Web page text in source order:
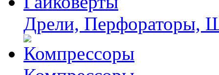
Дрели, Перфораторы,